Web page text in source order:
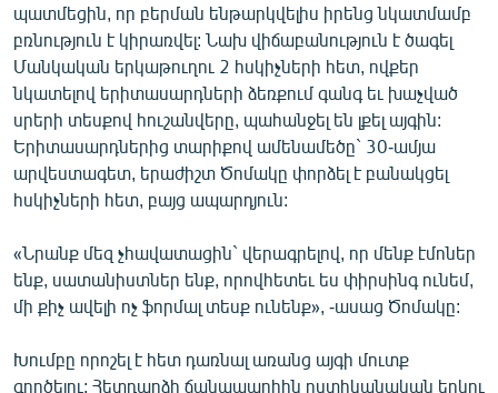
Հայերեն
English
Русский
ՀԵՏԵՎԵՔ ՄԵԶ
«Ազատության» բոլոր կայքերը
պատմեցին, որ բերման ենթարկվելիս իրենց նկատմամբ
բռնություն է կիրառվել: Նախ վիճաբանություն է ծագել
Մանկական երկաթուղու 2 հսկիչների հետ, ովքեր
նկատելով երիտասարդների ձեռքում գանգ եւ խաչված
սրերի տեսքով հուշանվերը, պահանջել են լքել այգին:
Երիտասարդներից տարիքով ամենամեծը` 30-ամյա
արվեստագետ, երաժիշտ Ծոմակը փորձել է բանակցել
հսկիչների հետ, բայց ապարդյուն:
«Նրանք մեզ չհավատացին` վերագրելով, որ մենք էմոներ
ենք, սատանիստներ ենք, որովհետեւ ես փիրսինգ ունեմ,
մի քիչ ավելի ոչ ֆորմալ տեսք ունենք», -ասաց Ծոմակը:
Խումբը որոշել է հետ դառնալ առանց այգի մուտք
գործելու: Հետդարձի ճանապարհին ոստիկանական երկու